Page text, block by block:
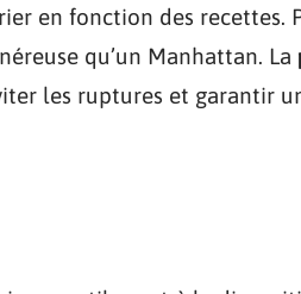
en fonction des recettes.
qu’un Manhattan. La
les ruptures et garantir